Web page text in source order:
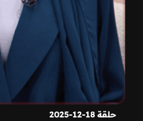
حلقة 18-12-2025